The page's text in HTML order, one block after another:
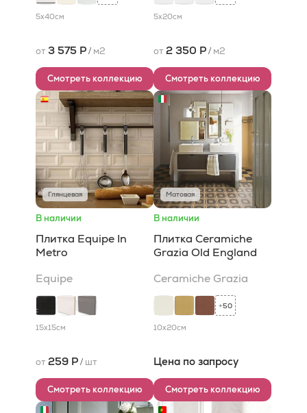
5x40см
от 3 575 Р/ м2
Смотреть коллекцию
5x20см
от 2 350 Р/ м2
Смотреть коллекцию
Глянцевая
В наличии
Плитка Equipe In
Metro
Equipe
15x15см
от 259 Р/ шт
Смотреть коллекцию
Матовая
В наличии
Плитка Ceramiche
Grazia Old England
Ceramiche Grazia
+50
10x20см
Цена по запросу
Смотреть коллекцию